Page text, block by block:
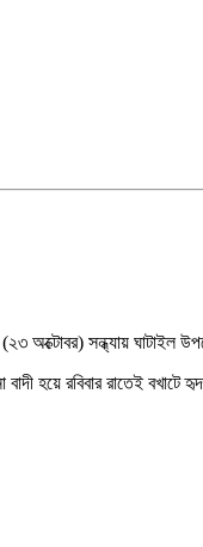
অক্টোবর) সন্ধ্যায় ঘাটাইল
হয়ে রবিবার রাতেই